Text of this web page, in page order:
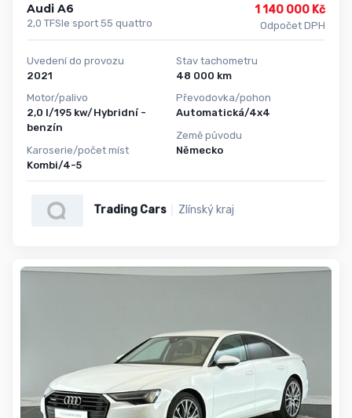
Audi A6
2,0 TFSIe sport 55 quattro
1 140 000 Kč
Odpočet DPH
Uvedení do provozu
2021
Motor/palivo
2,0 l/195 kw/Hybridní -
benzín
Karoserie/počet míst
Kombi/4-5
Stav tachometru
48 000 km
Převodovka/pohon
Automatická/4x4
Země původu
Německo
Trading Cars Zlínský kraj